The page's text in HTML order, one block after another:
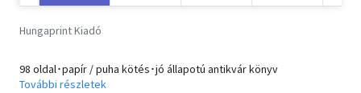
Hungaprint Kiadó
98 oldal･papír / puha kötés･jó állapotú antikvár könyv
További részletek